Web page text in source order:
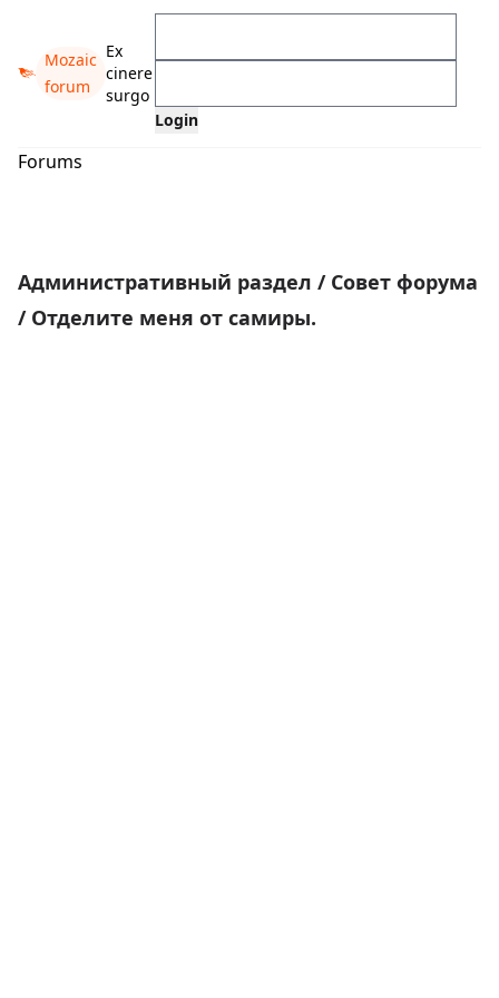
Mozaic
forum
Ex
cinere
surgo
Forums
Административный раздел / Совет форума
/ Отделите меня от самиры.